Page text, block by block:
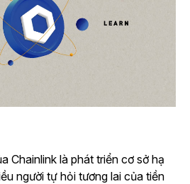
Chainlink là phát triển cơ sở hạ
người tự hỏi tương lai của tiền